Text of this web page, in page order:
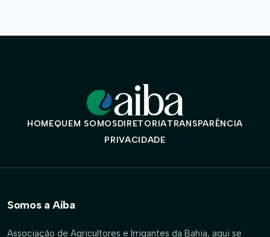
HOMEQUEM SOMOSDIRETORIATRANSPARÊNCIA
PRIVACIDADE
Somos a Aiba
Associação de Agricultores e Irrigantes da Bahia, aqui se